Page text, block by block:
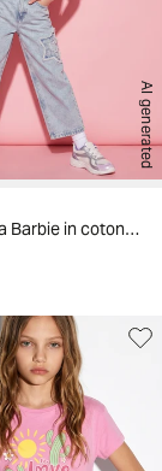
AI generated
originale
T-shirt estiva Barbie in cotone glamour - Rosa